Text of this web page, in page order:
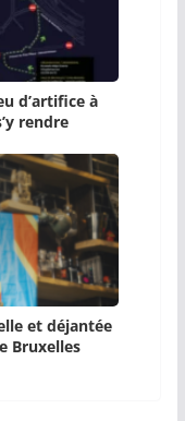
d’artifice à
rendre
et déjantée
Bruxelles